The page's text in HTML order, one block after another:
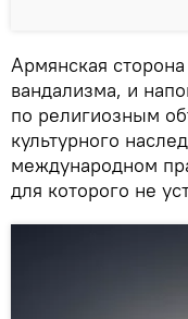
Армянская
вандализма, и
по религиозным
культурного
международном
для которого не